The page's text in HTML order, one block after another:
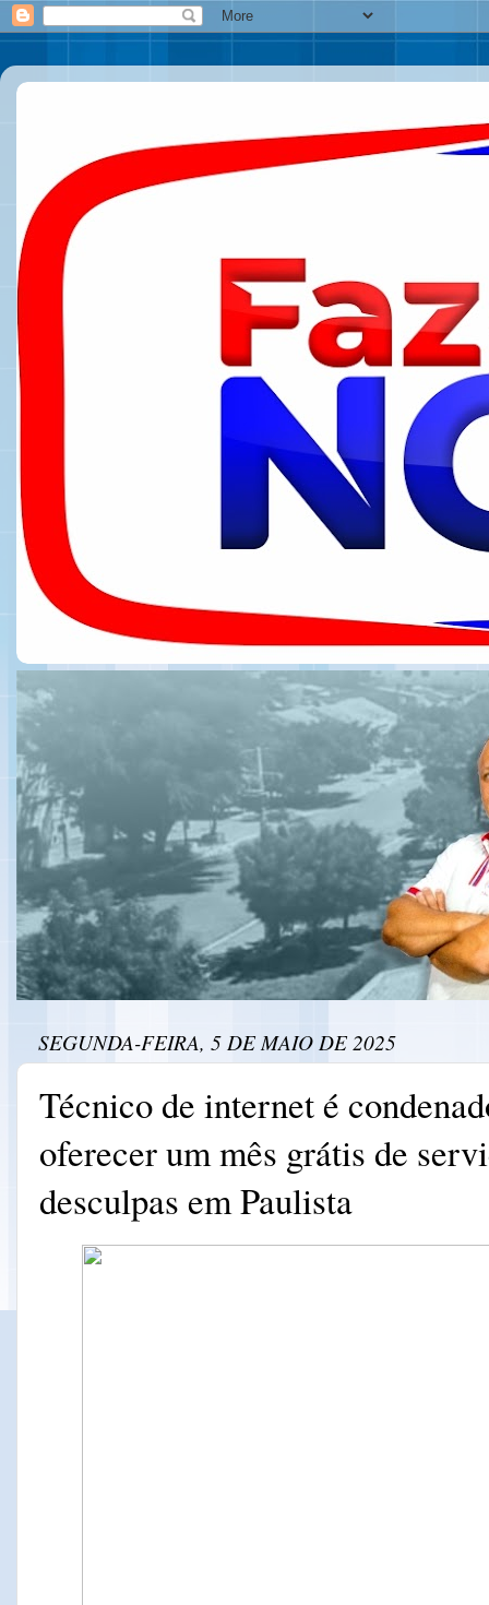
SEGUNDA-FEIRA, 5 DE MAIO DE 2025
Técnico de internet é
oferecer um mês grátis de
desculpas em Paulista